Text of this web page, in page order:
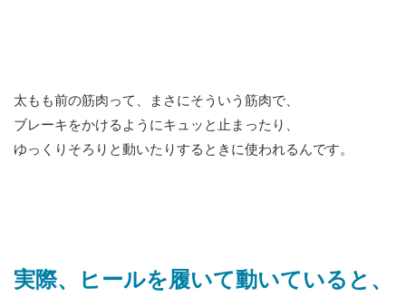
太もも前の筋肉って、まさにそういう筋肉で、
ブレーキをかけるようにキュッと止まったり、
ゆっくりそろりと動いたりするときに使われるんです。
実際、ヒールを履いて動いていると、